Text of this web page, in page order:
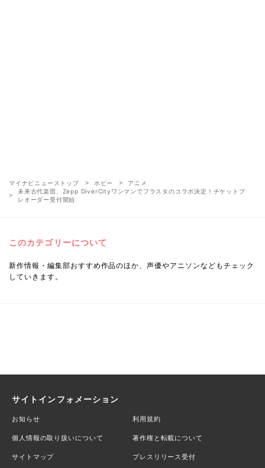
マイナビニューストップ ホビー
アニメ
未来古代楽団、Zepp DiverCityワンマンでフラスタのコラボ決定！チケットプ
レオーダー受付開始
このカテゴリーについて
新作情報・編集部おすすめ作品のほか、声優やアニソンなどもチェック
していきます。
サイトインフォメーション
お知らせ 利用規約
個人情報の取り扱いについて 著作権と転載について
サイトマップ プレスリリース受付